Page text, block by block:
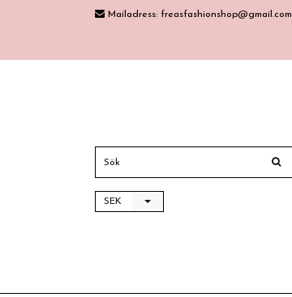
Mailadress: freasfashionshop@gmail.com
SEK